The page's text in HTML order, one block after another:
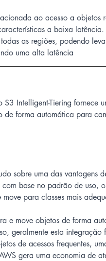
ao acesso a objetos
a baixa
as regiões, podendo
uma alta latência
S3 Intelligent-Tiering fornece
de forma automática para
sobre uma das vantagens
base no padrão de uso,
para classes mais
e move objetos de forma
geralmente esta
de acessos frequentes,
gera uma economia de